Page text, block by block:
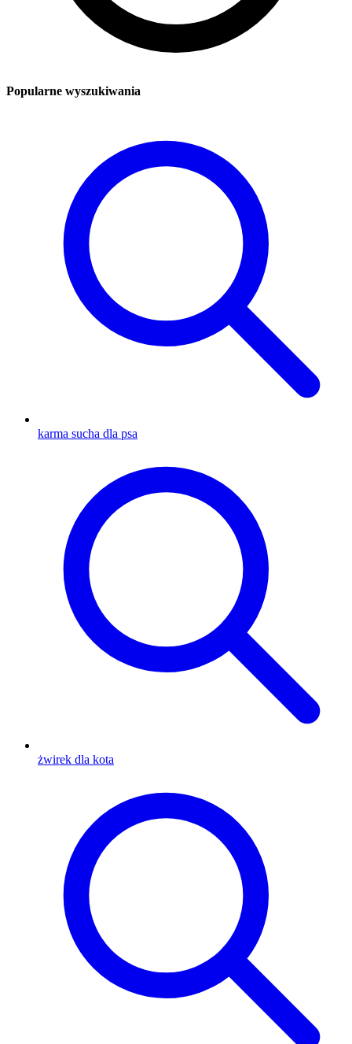
Popularne wyszukiwania
karma sucha dla psa
żwirek dla kota